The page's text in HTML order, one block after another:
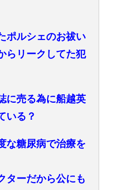
ポルシェのお祓い
らリークしてた犯
に売る為に船越英
いる？
な糖尿病で治療を
ターだから公にも